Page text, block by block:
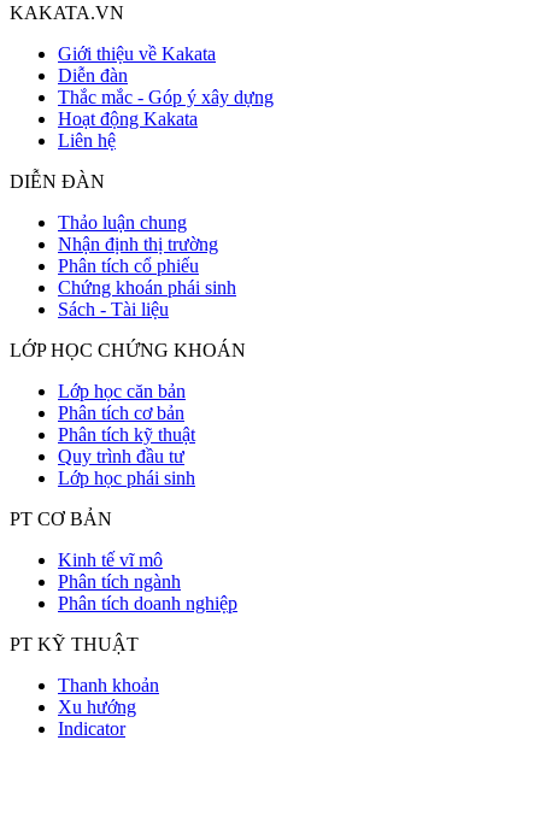
KAKATA.VN
Giới thiệu về Kakata
Diễn đàn
Thắc mắc - Góp ý xây dựng
Hoạt động Kakata
Liên hệ
DIỄN ĐÀN
Thảo luận chung
Nhận định thị trường
Phân tích cổ phiếu
Chứng khoán phái sinh
Sách - Tài liệu
LỚP HỌC CHỨNG KHOÁN
Lớp học căn bản
Phân tích cơ bản
Phân tích kỹ thuật
Quy trình đầu tư
Lớp học phái sinh
PT CƠ BẢN
Kinh tế vĩ mô
Phân tích ngành
Phân tích doanh nghiệp
PT KỸ THUẬT
Thanh khoản
Xu hướng
Indicator